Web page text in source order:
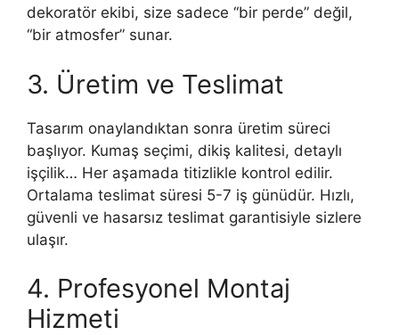
dekoratör ekibi, size sadece “bir perde” değil,
“bir atmosfer” sunar.
3. Üretim ve Teslimat
Tasarım onaylandıktan sonra üretim süreci
başlıyor. Kumaş seçimi, dikiş kalitesi, detaylı
işçilik… Her aşamada titizlikle kontrol edilir.
Ortalama teslimat süresi 5-7 iş günüdür. Hızlı,
güvenli ve hasarsız teslimat garantisiyle sizlere
ulaşır.
4. Profesyonel Montaj
Hizmeti